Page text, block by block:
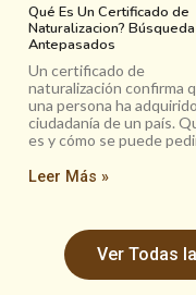
Qué Es Un Certificado de
Naturalizacion?
Antepasados
Un certificado de
naturalización confirma
una persona ha
ciudadanía de un país.
es y cómo se puede
Leer Más »
Ver Todas